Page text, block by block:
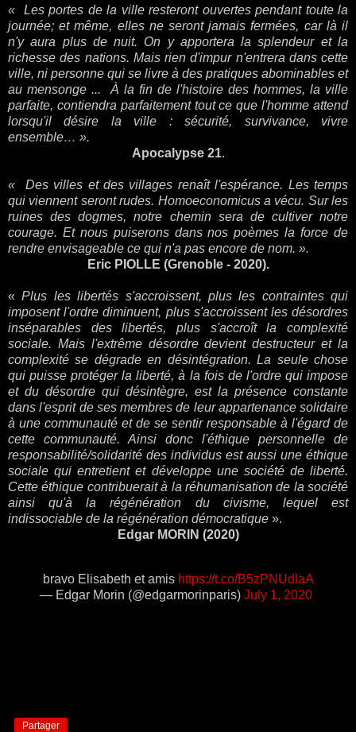
«
Les portes de la ville resteront ouvertes pendant toute la
journée; et même, elles ne seront jamais fermées, car là il
n'y aura plus de nuit. On y apportera la splendeur et la
richesse des nations. Mais rien d'impur n'entrera dans cette
ville, ni personne qui se livre à des pratiques abominables et
au mensonge ...
À la fin de l'histoire des hommes, la ville
parfaite, contiendra parfaitement tout ce que l'homme attend
lorsqu'il désire la ville : sécurité, survivance, vivre
ensemble… ».
Apocalypse 21.
« Des villes et des villages renaît l'espérance. Les temps
qui viennent seront rudes. Homoeconomicus a vécu. Sur les
ruines des dogmes, notre chemin sera de cultiver notre
courage. Et nous puiserons dans nos poèmes la force de
rendre envisageable ce qui n'a pas encore de nom. ».
Eric PIOLLE (Grenoble - 2020).
«Plus les libertés s'accroissent, plus les contraintes qui
imposent l'ordre diminuent, plus s'accroissent les désordres
inséparables des libertés, plus s'accroît la complexité
sociale. Mais l'extrême désordre devient destructeur et la
complexité se dégrade en désintégration. La seule chose
qui puisse protéger la liberté, à la fois de l'ordre qui impose
et du désordre qui désintègre, est la présence constante
dans l'esprit de ses membres de leur appartenance solidaire
à une communauté et de se sentir responsable à l'égard de
cette communauté. Ainsi donc l'éthique personnelle de
responsabilité/solidarité des individus est aussi une éthique
sociale qui entretient et développe une société de liberté.
Cette éthique contribuerait à la réhumanisation de la société
ainsi qu'à la régénération du civisme, lequel est
indissociable de la régénération démocratique ».
Edgar MORIN (2020)
bravo Elisabeth et amis https://t.co/B5zPNUdlaA
— Edgar Morin (@edgarmorinparis) July 1, 2020
Partager